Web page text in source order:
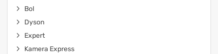
Bol
Dyson
Expert
Kamera Express